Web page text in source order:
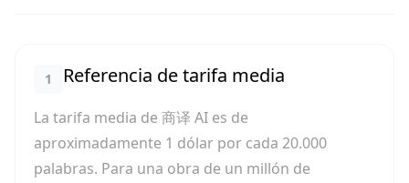
1 Referencia de tarifa media
La tarifa media de 商译 AI es de
aproximadamente 1 dólar por cada 20.000
palabras. Para una obra de un millón de